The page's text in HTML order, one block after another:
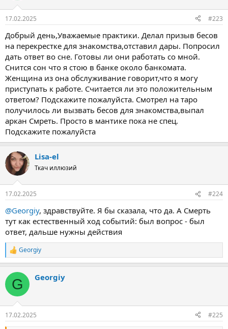
17.02.2025 #223
Добрый день,Уважаемые практики. Делал призыв бесов
на перекрестке для знакомства,отставил дары. Попросил
дать ответ во сне. Готовы ли они работать со мной.
Снится сон что я стою в банке около банкомата.
Женщина из она обслуживание говорит,что я могу
приступать к работе. Считается ли это положительным
ответом? Подскажите пожалуйста. Смотрел на таро
получилось ли вызвать бесов для знакомства,выпал
аркан Смреть. Просто в мантике пока не спец.
Подскажите пожалуйста
Lisa-el
Ткач иллюзий
17.02.2025 #224
@Georgiy, здравствуйте. Я бы сказала, что да. А Смерть
тут как естественный ход событий: был вопрос - был
ответ, дальше нужны действия
Р
е
к
ц
и
Georgiy
G Georgiy
17.02.2025 #225